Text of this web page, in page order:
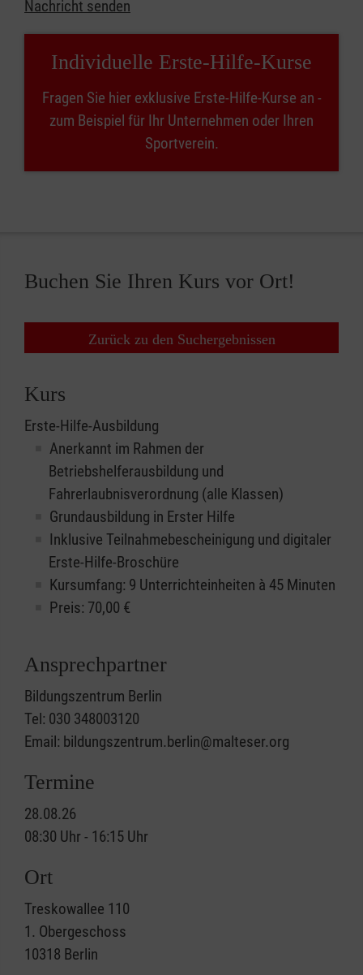
Nachricht senden
Individuelle Erste-Hilfe-Kurse
Fragen Sie hier exklusive Erste-Hilfe-Kurse an -
zum Beispiel für Ihr Unternehmen oder Ihren
Sportverein.
Buchen Sie Ihren Kurs vor Ort!
Zurück zu den Suchergebnissen
Kurs
Erste-Hilfe-Ausbildung
Anerkannt im Rahmen der
Betriebshelferausbildung und
Fahrerlaubnisverordnung (alle Klassen)
Grundausbildung in Erster Hilfe
Inklusive Teilnahmebescheinigung und digitaler
Erste-Hilfe-Broschüre
Kursumfang: 9 Unterrichteinheiten à 45 Minuten
Preis: 70,00 €
Ansprechpartner
Bildungszentrum Berlin
Tel: 030 348003120
Email: bildungszentrum.berlin@malteser.org
Termine
28.08.26
08:30 Uhr - 16:15 Uhr
Ort
Treskowallee 110
1. Obergeschoss
10318 Berlin